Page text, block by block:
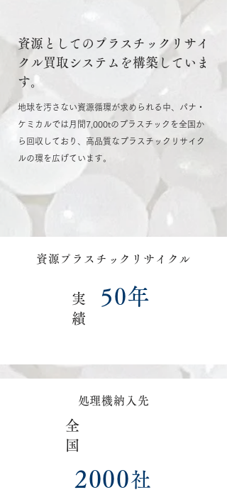
資源としてのプラスチックリサイ
クル買取システムを構築していま
す。
地球を汚さない資源循環が求められる中、パナ・
ケミカルでは月間7,000tのプラスチックを全国か
ら回収しており、高品質なプラスチックリサイク
ルの環を広げています。
資源プラスチックリサイクル
実
績
50年
処理機納入先
全
国
2000社